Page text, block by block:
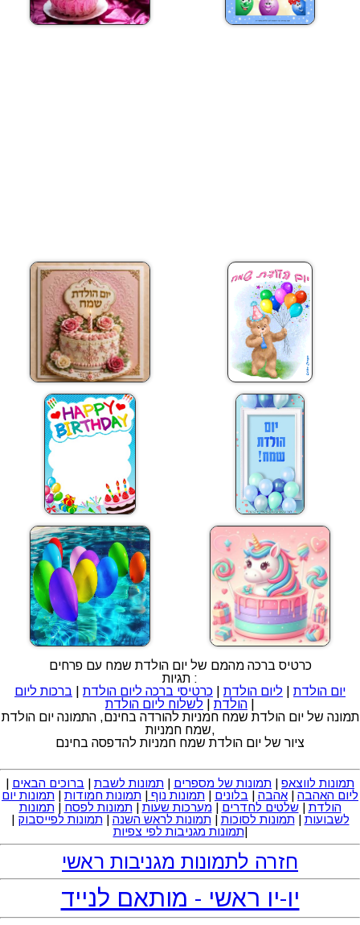
כרטיס ברכה מהמם של יום הולדת שמח עם פרחים
תגיות :
יום הולדת
ליום הולדת כרטיסי ברכה ליום הולדת
ברכות ליום
הולדת
לשלוח ליום הולדת
תמונה של יום הולדת שמח חמניות להורדה בחינם, התמונה יום הולדת
שמח חמניות,
ציור של יום הולדת שמח חמניות להדפסה בחינם
תמונות לווצאפ | תמונות של מספרים | תמונות לשבת | ברוכים הבאים |
ליום האהבה | אהבה | בלונים | תמונות נוף | תמונות חמודות | תמונות יום
הולדת |שלטים לחדרים | מערכות שעות | תמונות לפסח | תמונות
לשבועות | תמונות לסוכות | תמונות לראש השנה | תמונות לפייסבוק |
תמונות מגניבות לפי צפיות|
חזרה לתמונות מגניבות ראשי
יו-יו ראשי - מותאם לנייד